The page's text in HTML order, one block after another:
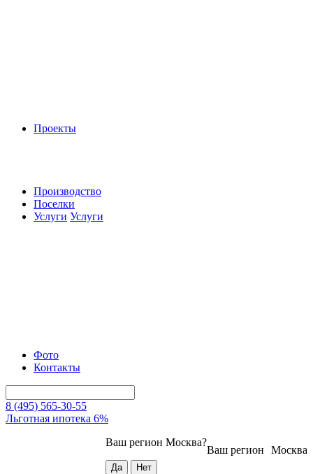
Проекты
Производство
Поселки
Услуги Услуги
Фото
Контакты
8 (495) 565-30-55
Льготная ипотека 6%
Москва
Ваш регион
Ваш регион Москва?